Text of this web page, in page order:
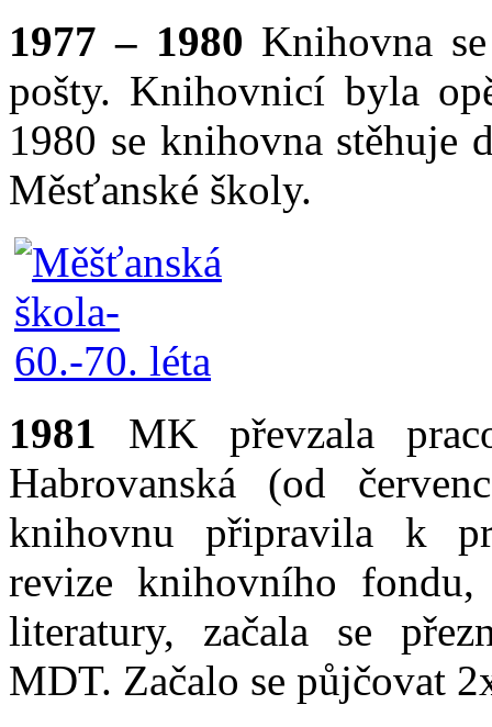
1977 – 1980 Knihovna
pošty. Knihovnicí byla
1980 se knihovna stěhuje
Měsťanské školy.
1981 MK převzala
Habrovanská (od
knihovnu připravila k
revize knihovního fondu,
literatury, začala se
MDT. Začalo se půjčovat